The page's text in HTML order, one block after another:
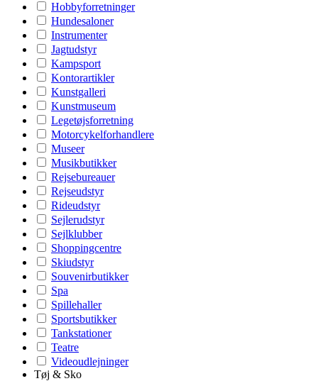
Hobbyforretninger
Hundesaloner
Instrumenter
Jagtudstyr
Kampsport
Kontorartikler
Kunstgalleri
Kunstmuseum
Legetøjsforretning
Motorcykelforhandlere
Museer
Musikbutikker
Rejsebureauer
Rejseudstyr
Rideudstyr
Sejlerudstyr
Sejlklubber
Shoppingcentre
Skiudstyr
Souvenirbutikker
Spa
Spillehaller
Sportsbutikker
Tankstationer
Teatre
Videoudlejninger
Tøj & Sko